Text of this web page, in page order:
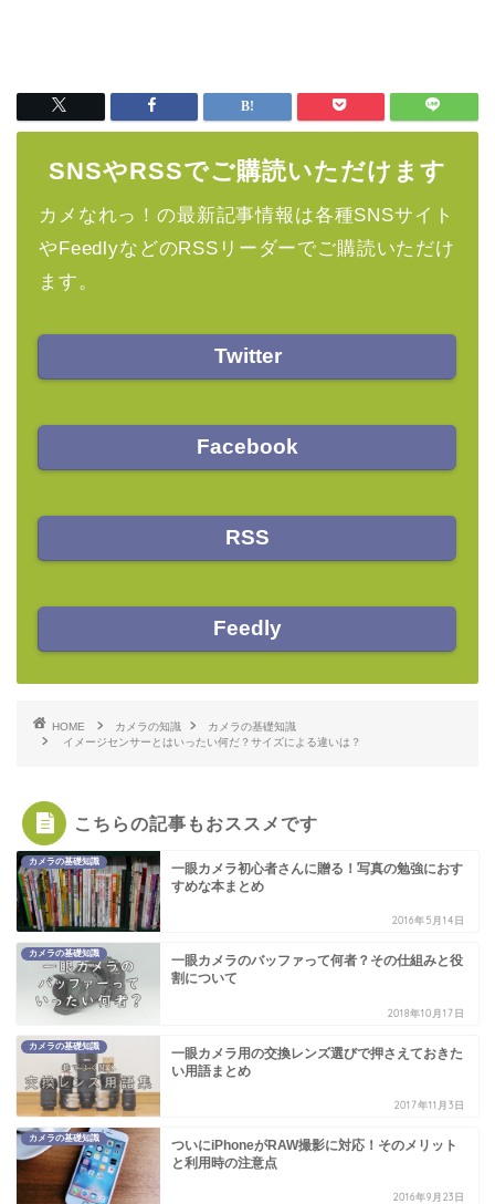
SNSやRSSでご購読いただけます
カメなれっ！の最新記事情報は各種SNSサイト
やFeedlyなどのRSSリーダーでご購読いただけ
ます。
Twitter
Facebook
RSS
Feedly
HOME カメラの知識
カメラの基礎知識
イメージセンサーとはいったい何だ？サイズによる違いは？
こちらの記事もおススメです
カメラの基礎知識
一眼カメラ初心者さんに贈る！写真の勉強におす
すめな本まとめ
2016年5月14日
カメラの基礎知識
一眼カメラのバッファって何者？その仕組みと役
割について
2018年10月17日
カメラの基礎知識
一眼カメラ用の交換レンズ選びで押さえておきた
い用語まとめ
2017年11月3日
カメラの基礎知識
ついにiPhoneがRAW撮影に対応！そのメリット
と利用時の注意点
2016年9月23日